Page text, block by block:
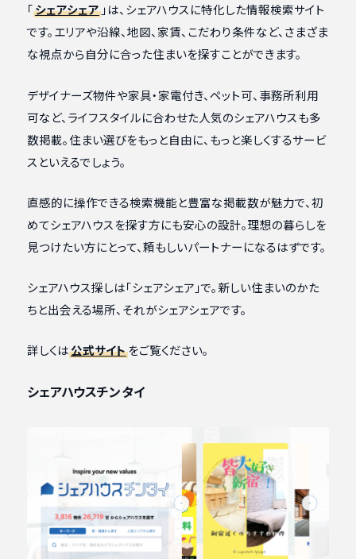
「シェアシェア」は、シェアハウスに特化した情報検索サイト
です。エリアや沿線、地図、家賃、こだわり条件など、さまざま
な視点から自分に合った住まいを探すことができます。
デザイナーズ物件や家具・家電付き、ペット可、事務所利用
可など、ライフスタイルに合わせた人気のシェアハウスも多
数掲載。住まい選びをもっと自由に、もっと楽しくするサービ
スといえるでしょう。
直感的に操作できる検索機能と豊富な掲載数が魅力で、初
めてシェアハウスを探す方にも安心の設計。理想の暮らしを
見つけたい方にとって、頼もしいパートナーになるはずです。
シェアハウス探しは「シェアシェア」で。新しい住まいのかた
ちと出会える場所、それがシェアシェアです。
詳しくは公式サイトをご覧ください。
シェアハウスチンタイ